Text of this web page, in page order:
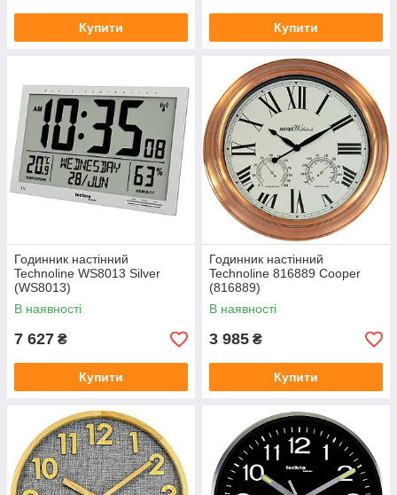
Купити Купити
Годинник настінний
Technoline WS8013 Silver
(WS8013)
В наявності
7 627 ₴
Купити
Годинник настінний
Technoline 816889 Cooper
(816889)
В наявності
3 985 ₴
Купити